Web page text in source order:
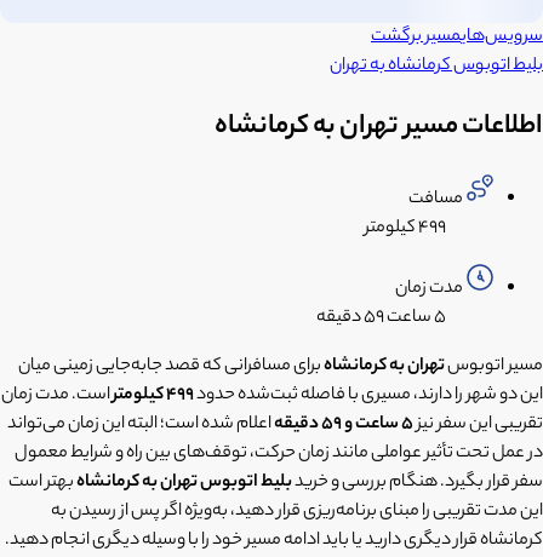
سرویس‌هایمسیر برگشت
بلیط اتوبوسکرمانشاهبهتهران
اطلاعات مسیر تهران به کرمانشاه
مسافت
۴۹۹ کیلومتر
مدت زمان
۵ ساعت
۵۹ دقیقه
مسیر اتوبوستهران به کرمانشاهبرای مسافرانی که قصد جابه‌جایی زمینی میان
این دو شهر را دارند، مسیری با فاصله ثبت‌شده حدود499 کیلومتر
است. مدت زمان
تقریبی این سفر نیز5 ساعت و 59 دقیقه
اعلام شده است؛ البته این زمان می‌تواند
در عمل تحت تأثیر عواملی مانند زمان حرکت، توقف‌های بین راه و شرایط معمول
سفر قرار بگیرد. هنگام بررسی و خریدبلیط اتوبوس تهران به کرمانشاهبهتر است
این مدت تقریبی را مبنای برنامه‌ریزی قرار دهید، به‌ویژه اگر پس از رسیدن به
کرمانشاه قرار دیگری دارید یا باید ادامه مسیر خود را با وسیله دیگری انجام دهید.